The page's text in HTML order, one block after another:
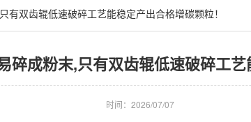
有双齿辊低速破碎工艺能稳定产出合格增碳颗粒！
碎成粉末,只有双齿辊低速破碎工艺
时间：2026/07/07